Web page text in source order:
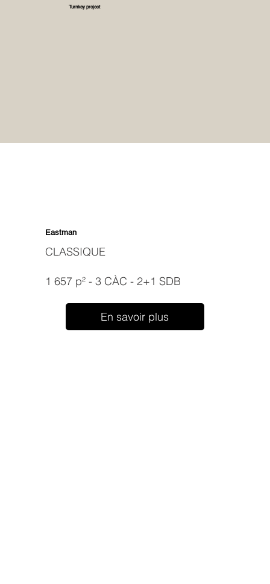
Turnkey project
Eastman
CLASSIQUE
En savoir plus
1 657 p² - 3 CÀC - 2+1 SDB